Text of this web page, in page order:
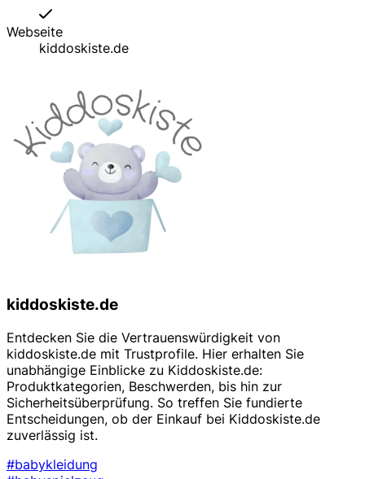
Webseite
kiddoskiste.de
kiddoskiste.de
Entdecken Sie die Vertrauenswürdigkeit von
kiddoskiste.de mit Trustprofile. Hier erhalten Sie
unabhängige Einblicke zu Kiddoskiste.de:
Produktkategorien, Beschwerden, bis hin zur
Sicherheitsüberprüfung. So treffen Sie fundierte
Entscheidungen, ob der Einkauf bei Kiddoskiste.de
zuverlässig ist.
#babykleidung